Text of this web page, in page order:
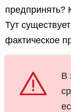
предпринять?
Тут
фактическое
В